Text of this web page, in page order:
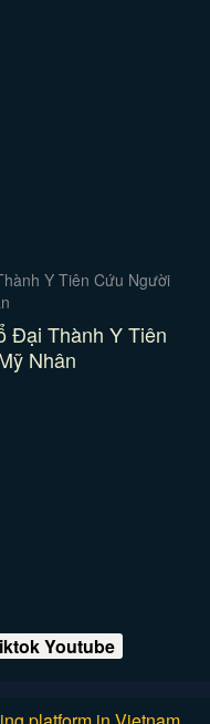
Đại Thành Y Tiên
Nhân
Youtube